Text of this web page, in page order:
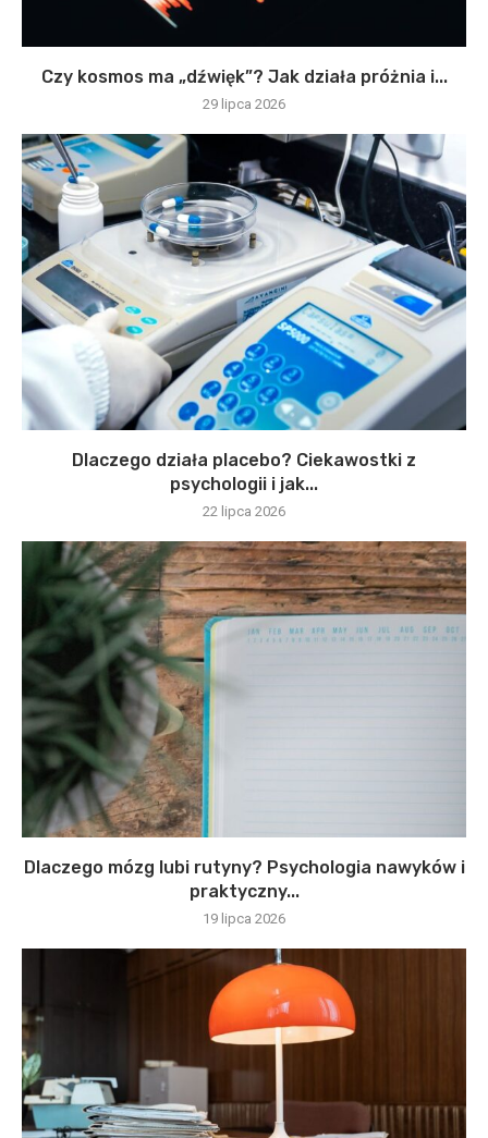
Czy kosmos ma „dźwięk”? Jak działa próżnia i...
29 lipca 2026
Dlaczego działa placebo? Ciekawostki z
psychologii i jak...
22 lipca 2026
Dlaczego mózg lubi rutyny? Psychologia nawyków i
praktyczny...
19 lipca 2026